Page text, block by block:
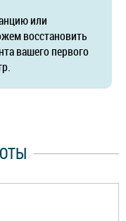
или
восстановить
вашего первого